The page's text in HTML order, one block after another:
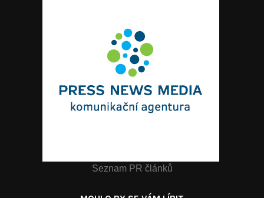
Seznam PR článků